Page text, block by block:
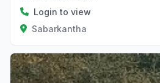
Login to view
Sabarkantha